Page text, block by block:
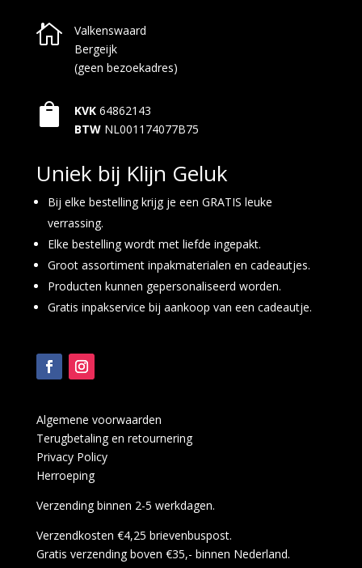

Valkenswaard
Bergeijk
(geen bezoekadres)
 KVK 64862143
BTW NL001174077B75
Uniek bij Klijn Geluk
Bij elke bestelling krijg je een GRATIS leuke
verrassing.
Elke bestelling wordt met liefde ingepakt.
Groot assortiment inpakmaterialen en cadeautjes.
Producten kunnen gepersonaliseerd worden.
Gratis inpakservice bij aankoop van een cadeautje.
Algemene voorwaarden
Terugbetaling en retournering
Privacy Policy
Herroeping
Verzending binnen 2-5 werkdagen.
Verzendkosten €4,25 brievenbuspost.
Gratis verzending boven €35,- binnen Nederland.